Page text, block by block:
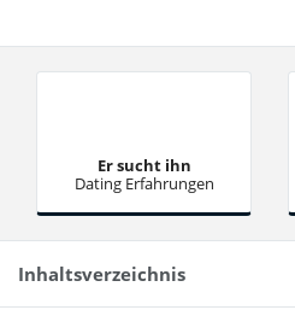
Er sucht ihn
Dating Erfahrungen
Inhaltsverzeichnis